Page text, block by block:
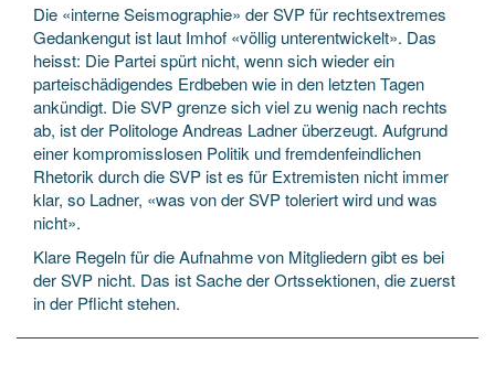
Die «interne Seismographie» der SVP für rechtsextremes
Gedankengut ist laut Imhof «völlig unterentwickelt». Das
heisst: Die Partei spürt nicht, wenn sich wieder ein
parteischädigendes Erdbeben wie in den letzten Tagen
ankündigt. Die SVP grenze sich viel zu wenig nach rechts
ab, ist der Politologe Andreas Ladner überzeugt. Aufgrund
einer kompromisslosen Politik und fremdenfeindlichen
Rhetorik durch die SVP ist es für Extremisten nicht immer
klar, so Ladner, «was von der SVP toleriert wird und was
nicht».
Klare Regeln für die Aufnahme von Mitgliedern gibt es bei
der SVP nicht. Das ist Sache der Ortssektionen, die zuerst
in der Pflicht stehen.